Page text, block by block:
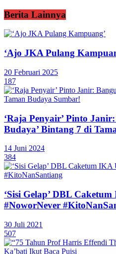
Berita Lainnya
‘Ajo JKA Pulang
20 Februari 2025
187
‘Raja Penyair’ Pinto
Budaya’ Bintang 7 di
14 Juni 2024
384
‘Sisi Gelap’ DBL
#NoworNever
30 Juli 2021
507